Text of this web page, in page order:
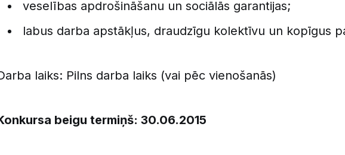
veselības apdrošināšanu un sociālās garantijas;
labus darba apstākļus, draudzīgu kolektīvu un kopīgus
laiks: Pilns darba laiks (vai pēc vienošanās)
beigu termiņš: 30.06.2015